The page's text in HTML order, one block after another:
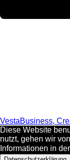
VestaBusiness,
Diese Website
nutzt, gehen wir
Informationen in